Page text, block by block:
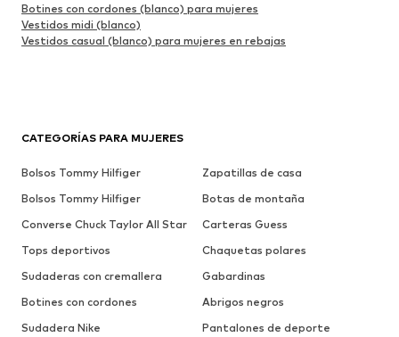
CATEGORÍAS PARA MUJERES
Bolsos Tommy Hilfiger
Zapatillas de casa
Bolsos Tommy Hilfiger
Botas de montaña
Converse Chuck Taylor All Star
Carteras Guess
Tops deportivos
Chaquetas polares
Sudaderas con cremallera
Gabardinas
Botines con cordones
Abrigos negros
Sudadera Nike
Pantalones de deporte
Botines con cordones (blanco) para mujeres
Vestidos midi (blanco)
Vestidos casual (blanco) para mujeres en rebajas